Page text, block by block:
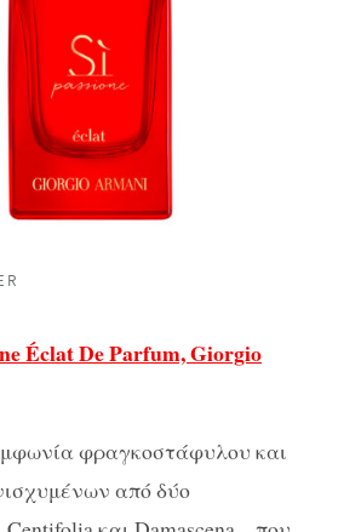
Éclat De Parfum, Giorgio
φραγκοστάφυλου και
από δύο